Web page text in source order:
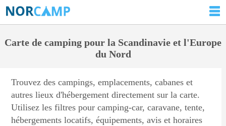
Carte de camping pour la Scandinavie et l'Europe
du Nord
Trouvez des campings, emplacements, cabanes et
autres lieux d'hébergement directement sur la carte.
Utilisez les filtres pour camping-car, caravane, tente,
hébergements locatifs, équipements, avis et horaires